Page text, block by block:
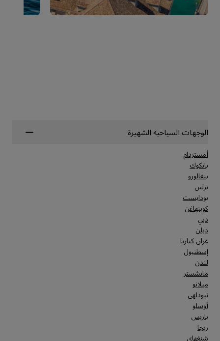
الوجهات السياحية الشهيرة
أمستردام
بانكوك
بنغالورو
برلين
بودابست
كوبنهاغن
دبي
دبلن
غران كناريا
إسطنبول
لندن
مانشستر
ميلانو
نيودلهي
أوسلو
باريس
ريجا
شنغهاي